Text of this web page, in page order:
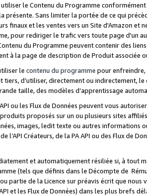
le Contenu du Programme
présente. Sans limiter la portée de ce qui
finaux et les ventes vers un Site d'Amazon et
pour rediriger le trafic vers toute page d'un
du Programme peuvent contenir des
à la page de description de Produit associée
le contenu du programme pour
tiers, d’utiliser, directement ou indirectement,
taille, des modèles d’apprentissage
API ou les Flux de Données peuvent vous
proposés sur un ou plusieurs sites
images, ledit texte ou autres informations
l’API Créateurs, de la PA API ou des Flux de
et automatiquement résiliée si, à
(tels que définis dans le Décompte de
partie de la Licence sur préavis écrit que
API et les Flux de Données) dans les plus